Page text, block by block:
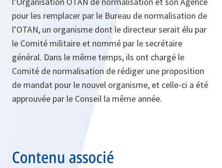
pour les remplacer par le Bureau de normalisation de
l’OTAN, un organisme dont le directeur serait élu par
le Comité militaire et nommé par le secrétaire
général. Dans le même temps, ils ont chargé le
Comité de normalisation de rédiger une proposition
de mandat pour le nouvel organisme, et celle-ci a été
approuvée par le Conseil la même année.
Contenu associé